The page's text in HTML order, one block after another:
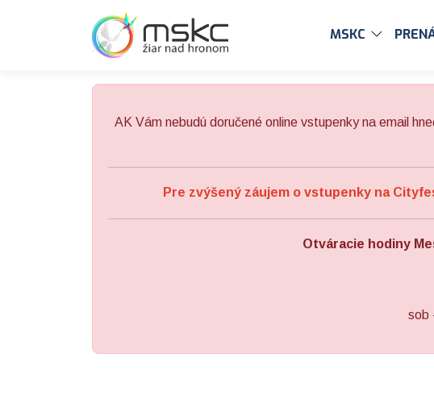
MSKC
AK Vám nebudú doručené online vstupenky na email
Pre zvýšený záujem o vstupenky na
Otváracie hodiny
sob